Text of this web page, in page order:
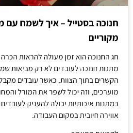
חנוכה בסטייל – איך לשמח עם
מקוריים
חג החנוכה הוא זמן מעולה להראות
מתנות חנוכה לעובדים לא רק מביאות
הקשרים בתוך הצוות. כאשר עובדים
מוערכים, וזה יכול לשפר את המורל
במתנות איכותיות יכולה להעניק
אווירה חיובית במקום העבודה.